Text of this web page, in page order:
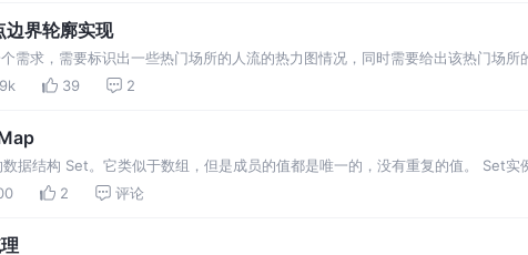
边界轮廓实现
需求，需要标识出一些热门场所的人流的热力图情况，同时需要给出该热门场
共接口提供我们使用。目前地图能够提供我们使用的，基本只能是一些行政区
39 2
据结构 Set。它类似于数组，但是成员的值都是唯一的，没有重复的值。 Set
来实例化。 删除某个值，返回一个布尔值，表示删除是否成功。 返回一个布尔
2 评论